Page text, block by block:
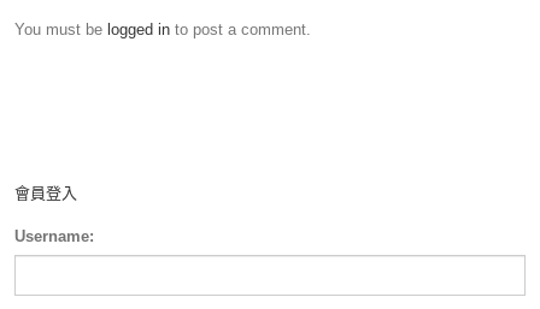
You must be logged in to post a comment.
會員登入
Username: